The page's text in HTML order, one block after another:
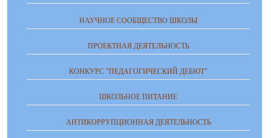
НАУЧНОЕ СООБЩЕСТВО ШКОЛЫ
ПРОЕКТНАЯ ДЕЯТЕЛЬНОСТЬ
КОНКУРС "ПЕДАГОГИЧЕСКИЙ ДЕБЮТ"
ШКОЛЬНОЕ ПИТАНИЕ
АНТИКОРРУПЦИОННАЯ ДЕЯТЕЛЬНОСТЬ